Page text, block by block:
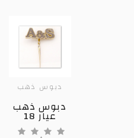
دبوس ذهب
دبوس ذهب
عيار 18